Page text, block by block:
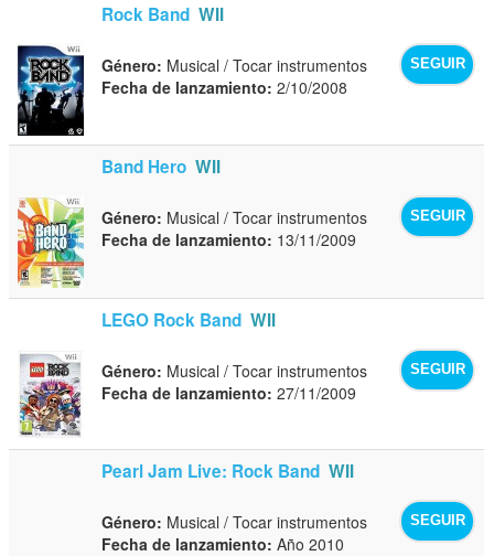
Rock Band WII
SEGUIR
Género: Musical / Tocar instrumentos
Fecha de lanzamiento: 2/10/2008
Band Hero WII
SEGUIR
Género: Musical / Tocar instrumentos
Fecha de lanzamiento: 13/11/2009
LEGO Rock Band WII
SEGUIR
Género: Musical / Tocar instrumentos
Fecha de lanzamiento: 27/11/2009
Pearl Jam Live: Rock Band WII
SEGUIR
Género: Musical / Tocar instrumentos
Fecha de lanzamiento: Año 2010